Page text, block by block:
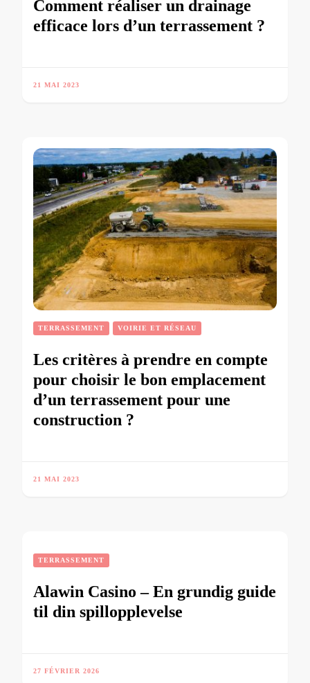
Comment réaliser un drainage
efficace lors d’un terrassement ?
21 MAI 2023
TERRASSEMENT VOIRIE ET RÉSEAU
Les critères à prendre en compte
pour choisir le bon emplacement
d’un terrassement pour une
construction ?
21 MAI 2023
TERRASSEMENT
Alawin Casino – En grundig guide
til din spillopplevelse
27 FÉVRIER 2026